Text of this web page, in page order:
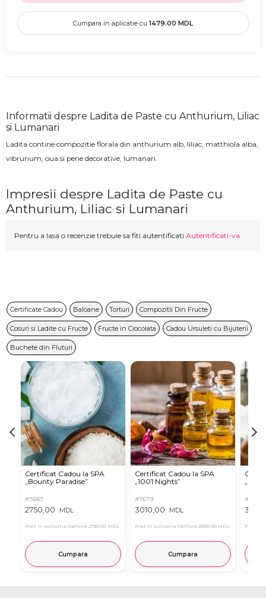
Cumpara in aplicatie cu 1479.00 MDL
Informatii despre Ladita de Paste cu Anthurium, Liliac
si Lumanari
Ladita contine compozitie florala din anthurium alb, liliac, matthiola alba,
vibrunum, oua si pene decorative, lumanari.
Impresii despre Ladita de Paste cu
Anthurium, Liliac si Lumanari
Pentru a lasa o recenzie trebuie sa fiti autentificati Autentificati-va
Certificate Cadou Baloane Torturi Compozitii Din Fructe
Cosuri si Ladite cu Fructe Fructe in Ciocolata Cadou Ursuleti cu Bijuterii
Buchete din Fluturi
Certificat Cadou la SPA
„Bounty Paradise”
#7687
2750,00 MDL
Pret in aplicatia OkFlora 2730,00 MDL
Cumpara
Certificat Cadou la SPA
„1001 Nights”
#7679
3010,00 MDL
Pret in aplicatia OkFlora 2990,00 MDL
Cumpara
#7683
Pret in